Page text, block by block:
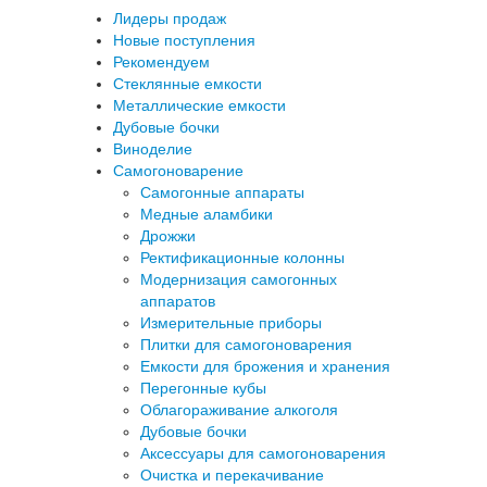
Лидеры продаж
Новые поступления
Рекомендуем
Стеклянные емкости
Металлические емкости
Дубовые бочки
Виноделие
Самогоноварение
Самогонные аппараты
Медные аламбики
Дрожжи
Ректификационные колонны
Модернизация самогонных
аппаратов
Измерительные приборы
Плитки для самогоноварения
Емкости для брожения и хранения
Перегонные кубы
Облагораживание алкоголя
Дубовые бочки
Аксессуары для самогоноварения
Очистка и перекачивание